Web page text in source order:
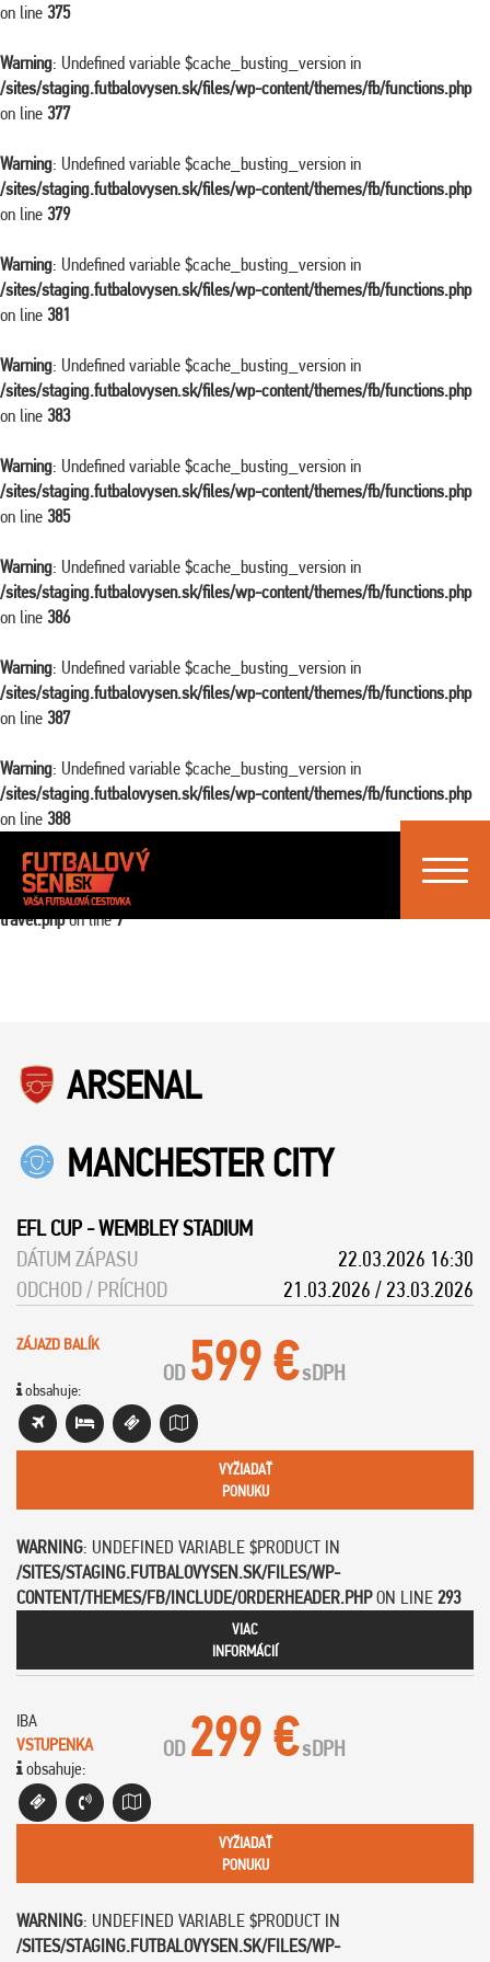
on line 375
Warning: Undefined variable $cache_busting_version in
/sites/staging.futbalovysen.sk/files/wp-content/themes/fb/functions.php
on line 377
Warning: Undefined variable $cache_busting_version in
/sites/staging.futbalovysen.sk/files/wp-content/themes/fb/functions.php
on line 379
Warning: Undefined variable $cache_busting_version in
/sites/staging.futbalovysen.sk/files/wp-content/themes/fb/functions.php
on line 381
Warning: Undefined variable $cache_busting_version in
/sites/staging.futbalovysen.sk/files/wp-content/themes/fb/functions.php
on line 383
Warning: Undefined variable $cache_busting_version in
/sites/staging.futbalovysen.sk/files/wp-content/themes/fb/functions.php
on line 385
Warning: Undefined variable $cache_busting_version in
/sites/staging.futbalovysen.sk/files/wp-content/themes/fb/functions.php
on line 386
Warning: Undefined variable $cache_busting_version in
/sites/staging.futbalovysen.sk/files/wp-content/themes/fb/functions.php
on line 387
Warning: Undefined variable $cache_busting_version in
/sites/staging.futbalovysen.sk/files/wp-content/themes/fb/functions.php
on line 388
Toggle
Warning: Attempt to read property "ID" on false in
/sites/staging.futbalovysen.sk/files/wp-content/themes/fb/single-
travel.phpon line7
ARSENAL
MANCHESTER CITY
EFL CUP-WEMBLEY STADIUM
DÁTUM ZÁPASU
22.03.2026 16:30
ODCHOD / PRÍCHOD
21.03.2026 / 23.03.2026
ZÁJAZD BALÍK
obsahuje:
OD 599 €sDPH
VYŽIADAŤ
PONUKU
WARNING: UNDEFINED VARIABLE $PRODUCT IN
/SITES/STAGING.FUTBALOVYSEN.SK/FILES/WP-
CONTENT/THEMES/FB/INCLUDE/ORDERHEADER.PHPON LINE 293
VIAC
INFORMÁCIÍ
IBA
VSTUPENKA
obsahuje:
OD 299 €sDPH
VYŽIADAŤ
PONUKU
WARNING: UNDEFINED VARIABLE $PRODUCT IN
/SITES/STAGING.FUTBALOVYSEN.SK/FILES/WP-